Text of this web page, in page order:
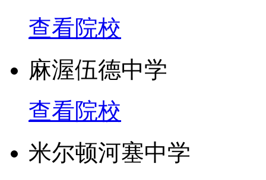
查看院校
麻渥伍德中学
查看院校
米尔顿河塞中学